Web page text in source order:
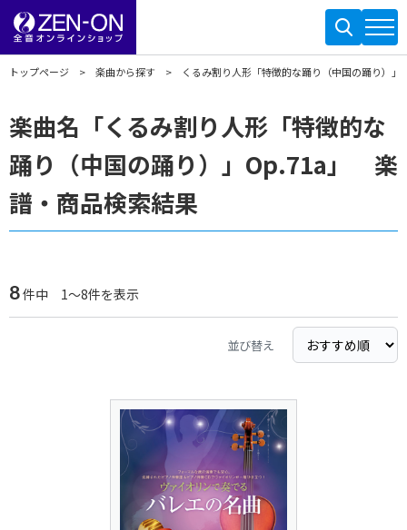
トップページ 楽曲から探す くるみ割り人形「特徴的な踊り（中国の踊り）」
楽曲名「くるみ割り人形「特徴的な
踊り（中国の踊り）」Op.71a」 楽
譜・商品検索結果
8件中 1～8件を表示
並び替え